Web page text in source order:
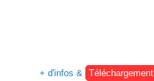
+ d'infos & Téléchargement